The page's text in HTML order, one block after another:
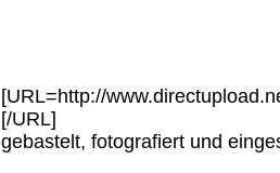
[URL=http://
[/URL]
gebastelt, fotografiert und